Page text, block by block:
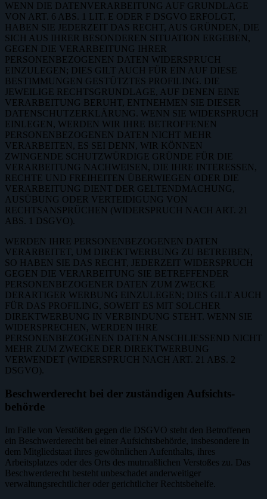
WENN DIE DATENVERARBEITUNG AUF GRUNDLAGE
VON ART. 6 ABS. 1 LIT. E ODER F DSGVO ERFOLGT,
HABEN SIE JEDERZEIT DAS RECHT, AUS GRÜNDEN, DIE
SICH AUS IHRER BESONDEREN SITUATION ERGEBEN,
GEGEN DIE VERARBEITUNG IHRER
PERSONENBEZOGENEN DATEN WIDERSPRUCH
EINZULEGEN; DIES GILT AUCH FÜR EIN AUF DIESE
BESTIMMUNGEN GESTÜTZTES PROFILING. DIE
JEWEILIGE RECHTSGRUNDLAGE, AUF DENEN EINE
VERARBEITUNG BERUHT, ENTNEHMEN SIE DIESER
DATENSCHUTZERKLÄRUNG. WENN SIE WIDERSPRUCH
EINLEGEN, WERDEN WIR IHRE BETROFFENEN
PERSONENBEZOGENEN DATEN NICHT MEHR
VERARBEITEN, ES SEI DENN, WIR KÖNNEN
ZWINGENDE SCHUTZWÜRDIGE GRÜNDE FÜR DIE
VERARBEITUNG NACHWEISEN, DIE IHRE INTERESSEN,
RECHTE UND FREIHEITEN ÜBERWIEGEN ODER DIE
VERARBEITUNG DIENT DER GELTENDMACHUNG,
AUSÜBUNG ODER VERTEIDIGUNG VON
RECHTSANSPRÜCHEN (WIDERSPRUCH NACH ART. 21
ABS. 1 DSGVO).
WERDEN IHRE PERSONENBEZOGENEN DATEN
VERARBEITET, UM DIREKTWERBUNG ZU BETREIBEN,
SO HABEN SIE DAS RECHT, JEDERZEIT WIDERSPRUCH
GEGEN DIE VERARBEITUNG SIE BETREFFENDER
PERSONENBEZOGENER DATEN ZUM ZWECKE
DERARTIGER WERBUNG EINZULEGEN; DIES GILT AUCH
FÜR DAS PROFILING, SOWEIT ES MIT SOLCHER
DIREKTWERBUNG IN VERBINDUNG STEHT. WENN SIE
WIDERSPRECHEN, WERDEN IHRE
PERSONENBEZOGENEN DATEN ANSCHLIESSEND NICHT
MEHR ZUM ZWECKE DER DIREKTWERBUNG
VERWENDET (WIDERSPRUCH NACH ART. 21 ABS. 2
DSGVO).
Beschwerde­recht bei der zuständigen Aufsichts­
behörde
Im Falle von Verstößen gegen die DSGVO steht den Betroffenen
ein Beschwerderecht bei einer Aufsichtsbehörde, insbesondere in
dem Mitgliedstaat ihres gewöhnlichen Aufenthalts, ihres
Arbeitsplatzes oder des Orts des mutmaßlichen Verstoßes zu. Das
Beschwerderecht besteht unbeschadet anderweitiger
verwaltungsrechtlicher oder gerichtlicher Rechtsbehelfe.